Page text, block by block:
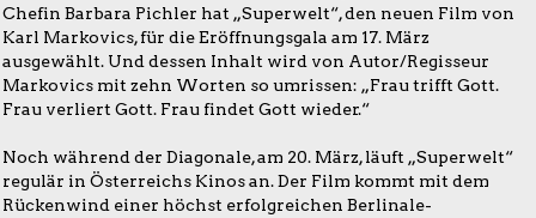
Chefin Barbara Pichler hat „Superwelt“, den neuen Film von
Karl Markovics, für die Eröffnungsgala am 17. März
ausgewählt. Und dessen Inhalt wird von Autor/Regisseur
Markovics mit zehn Worten so umrissen: „Frau trifft Gott.
Frau verliert Gott. Frau findet Gott wieder.“
Noch während der Diagonale, am 20. März, läuft „Superwelt“
regulär in Österreichs Kinos an. Der Film kommt mit dem
Rückenwind einer höchst erfolgreichen Berlinale-